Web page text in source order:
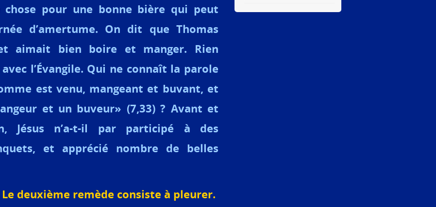
chose pour une bonne bière qui peut
d’amertume. On dit que Thomas
aimait bien boire et manger. Rien
l’Évangile. Qui ne connaît la parole
est venu, mangeant et buvant, et
et un buveur» (7,33) ? Avant et
Jésus n’a-t-il par participé à des
et apprécié nombre de belles
Le deuxième remède consiste à pleurer.